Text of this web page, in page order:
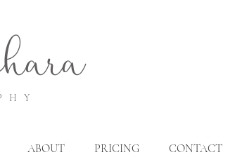
HY
ABOUT PRICING CONTACT